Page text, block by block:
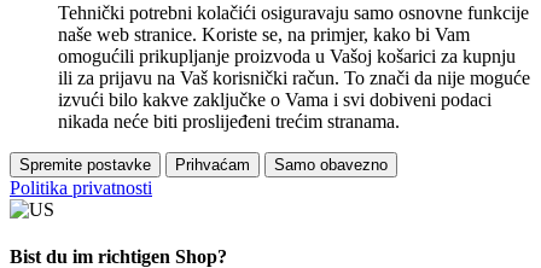
Tehnički potrebni kolačići osiguravaju samo osnovne funkcije
naše web stranice. Koriste se, na primjer, kako bi Vam
omogućili prikupljanje proizvoda u Vašoj košarici za kupnju
ili za prijavu na Vaš korisnički račun. To znači da nije moguće
izvući bilo kakve zaključke o Vama i svi dobiveni podaci
nikada neće biti proslijeđeni trećim stranama.
Spremite postavke Prihvaćam Samo obavezno
Politika privatnosti
Bist du im richtigen Shop?